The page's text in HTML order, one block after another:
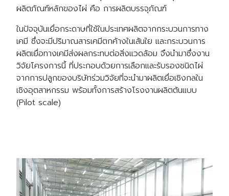
ผลิตภัณฑ์หลักของไผ่ คือ การผลิตบรรจุภัณฑ์
ในปัจจุบันเยื่อกระดาษที่ใช้ในประเทศผลิตจากกระบวนการทาง
เคมี ซึ่งจะมีปริมาณสารเคมีตกค้างในเส้นใย และกระบวนการ
ผลิตเยื่อทางเคมีส่งผลกระทบต่อสิ่งแวดล้อม จึงนำมาซึ่งงาน
วิจัยโครงการนี้ ที่ประกอบด้วยการเลือกและรับรองชนิดไผ่
จากการปลูกของบริษัทร่วมวิจัยที่จะนำมาผลิตเยื่อเชิงกลใน
เชิงอุตสาหกรรม พร้อมทั้งการสร้างโรงงานผลิตต้นแบบ
(Pilot scale)